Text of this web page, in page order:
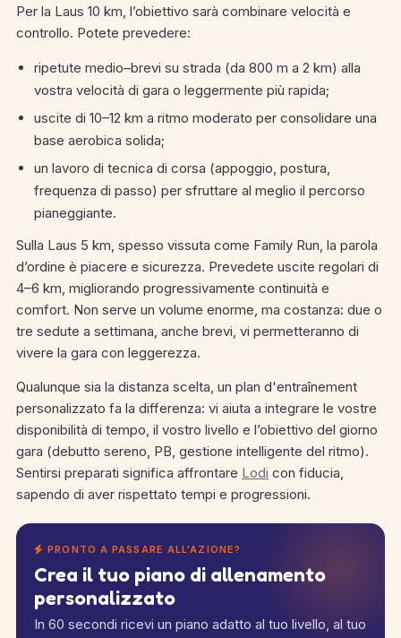
Per la Laus 10 km, l’obiettivo sarà combinare velocità e
controllo. Potete prevedere:
ripetute medio–brevi su strada (da 800 m a 2 km) alla
vostra velocità di gara o leggermente più rapida;
uscite di 10–12 km a ritmo moderato per consolidare una
base aerobica solida;
un lavoro di tecnica di corsa (appoggio, postura,
frequenza di passo) per sfruttare al meglio il percorso
pianeggiante.
Sulla Laus 5 km, spesso vissuta come Family Run, la parola
d’ordine è piacere e sicurezza. Prevedete uscite regolari di
4–6 km, migliorando progressivamente continuità e
comfort. Non serve un volume enorme, ma costanza: due o
tre sedute a settimana, anche brevi, vi permetteranno di
vivere la gara con leggerezza.
Qualunque sia la distanza scelta, un plan d'entraînement
personalizzato fa la differenza: vi aiuta a integrare le vostre
disponibilità di tempo, il vostro livello e l’obiettivo del giorno
gara (debutto sereno, PB, gestione intelligente del ritmo).
Sentirsi preparati significa affrontare Lodi con fiducia,
sapendo di aver rispettato tempi e progressioni.
PRONTO A PASSARE ALL'AZIONE?
Crea il tuo piano di allenamento
personalizzato
In 60 secondi ricevi un piano adatto al tuo livello, al tuo